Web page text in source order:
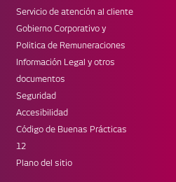
Trabaja en LABORAL Kutxa
Servicio de atención al cliente
Gobierno Corporativo y
Politica de Remuneraciones
Información Legal y otros
documentos
Seguridad
Accesibilidad
Código de Buenas Prácticas
12
Plano del sitio